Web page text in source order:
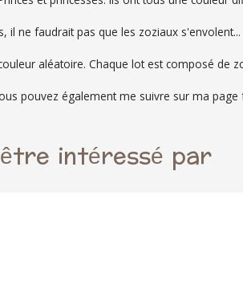
il ne faudrait pas que les zoziaux s'envolent...
aléatoire. Chaque lot est composé de
pouvez également me suivre sur ma page
intéressé par